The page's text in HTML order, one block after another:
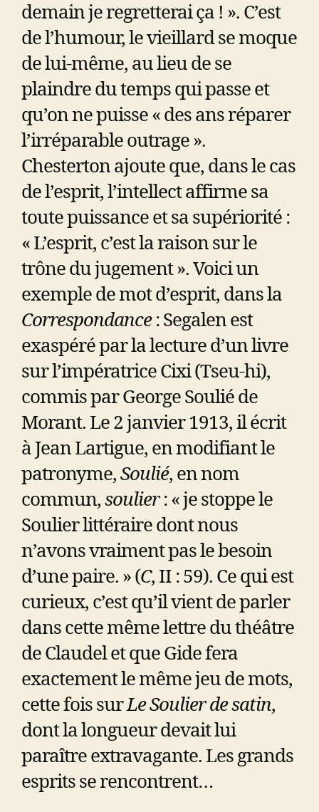
demain je regretterai ça ! ». C’est
de l’humour, le vieillard se moque
de lui-même, au lieu de se
plaindre du temps qui passe et
qu’on ne puisse « des ans réparer
l’irréparable outrage ».
Chesterton ajoute que, dans le cas
de l’esprit, l’intellect affirme sa
toute puissance et sa supériorité :
« L’esprit, c’est la raison sur le
trône du jugement ». Voici un
exemple de mot d’esprit, dans la
Correspondance: Segalen est
exaspéré par la lecture d’un livre
sur l’impératrice Cixi (Tseu-hi),
commis par George Soulié de
Morant. Le 2 janvier 1913, il écrit
à Jean Lartigue, en modifiant le
patronyme,Soulié, en nom
commun,soulier: « je stoppe le
Soulier littéraire dont nous
n’avons vraiment pas le besoin
d’une paire. » (C, II : 59). Ce qui est
curieux, c’est qu’il vient de parler
dans cette même lettre du théâtre
de Claudel et que Gide fera
exactement le même jeu de mots,
cette fois surLe Soulier de satin,
dont la longueur devait lui
paraître extravagante. Les grands
esprits se rencontrent…